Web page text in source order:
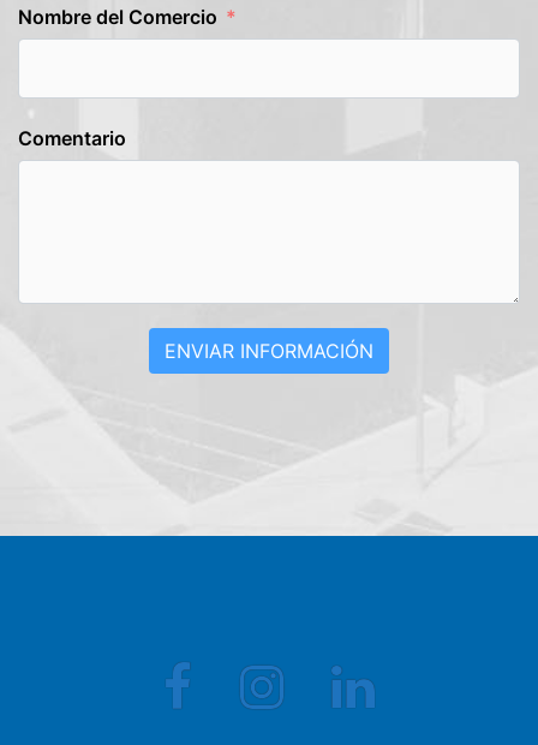
Nombre del Comercio
Comentario
ENVIAR INFORMACIÓN